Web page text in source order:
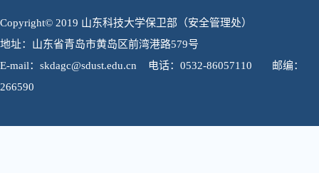
Copyright© 2019 山东科技大学保卫部（安全管理处）
地址：山东省青岛市黄岛区前湾港路579号
E-mail：skdagc@sdust.edu.cn 电话：0532-86057110 邮编：
266590